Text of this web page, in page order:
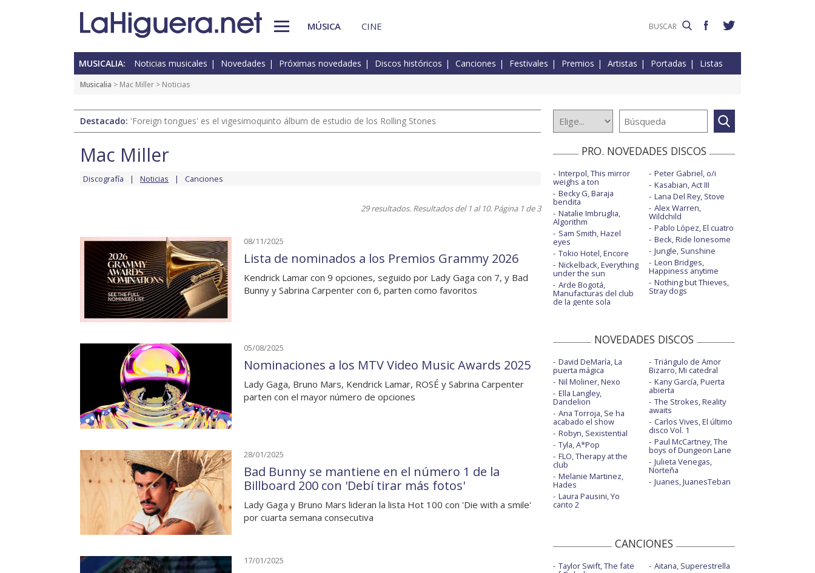
MÚSICA CINE
MUSICALIA: Noticias musicales Novedades Próximas novedades Discos históricos Canciones Festivales Premios Artistas Portadas Listas
Musicalia > Mac Miller > Noticias
Destacado: 'Foreign tongues' es el vigesimoquinto álbum de estudio de los Rolling Stones
Mac Miller
Discografía Noticias Canciones
29 resultados. Resultados del 1 al 10. Página 1 de 3
08/11/2025
Lista de nominados a los Premios Grammy 2026
Kendrick Lamar con 9 opciones, seguido por Lady Gaga con 7, y Bad
Bunny y Sabrina Carpenter con 6, parten como favoritos
05/08/2025
Nominaciones a los MTV Video Music Awards 2025
Lady Gaga, Bruno Mars, Kendrick Lamar, ROSÉ y Sabrina Carpenter
parten con el mayor número de opciones
28/01/2025
Bad Bunny se mantiene en el número 1 de la
Billboard 200 con 'Debí tirar más fotos'
Lady Gaga y Bruno Mars lideran la lista Hot 100 con 'Die with a smile'
por cuarta semana consecutiva
17/01/2025
PRO. NOVEDADES DISCOS
Interpol, This mirror
weighs a ton
Becky G, Baraja
bendita
Natalie Imbruglia,
Algorithm
Sam Smith, Hazel
eyes
Tokio Hotel, Encore
Nickelback, Everything
under the sun
Arde Bogotá,
Manufacturas del club
de la gente sola
Peter Gabriel, o/i
Kasabian, Act III
Lana Del Rey, Stove
Alex Warren,
Wildchild
Pablo López, El cuatro
Beck, Ride lonesome
Jungle, Sunshine
Leon Bridges,
Happiness anytime
Nothing but Thieves,
Stray dogs
NOVEDADES DISCOS
David DeMaría, La
puerta mágica
Nil Moliner, Nexo
Ella Langley,
Dandelion
Ana Torroja, Se ha
acabado el show
Robyn, Sexistential
Tyla, A*Pop
FLO, Therapy at the
club
Melanie Martinez,
Hades
Laura Pausini, Yo
canto 2
Triángulo de Amor
Bizarro, Mi catedral
Kany García, Puerta
abierta
The Strokes, Reality
awaits
Carlos Vives, El último
disco Vol. 1
Paul McCartney, The
boys of Dungeon Lane
Julieta Venegas,
Norteña
Juanes, JuanesTeban
CANCIONES
Taylor Swift, The fate Aitana, Superestrella